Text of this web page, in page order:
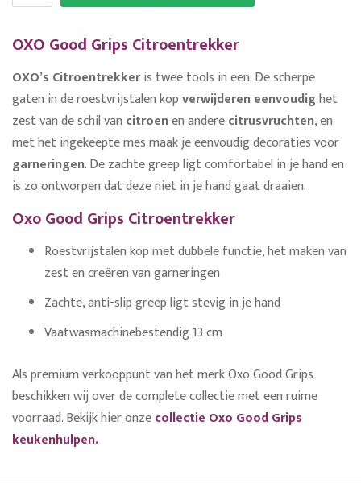
OXO Good Grips Citroentrekker
OXO’s Citroentrekkeris twee tools in een. De scherpe
gaten in de roestvrijstalen kopverwijderen eenvoudighet
zest van de schil van citroenen anderecitrusvruchten, en
met het ingekeepte mes maak je eenvoudig decoraties voor
garneringen. De zachte greep ligt comfortabel in je hand en
is zo ontworpen dat deze niet in je hand gaat draaien.
Oxo Good Grips Citroentrekker
Roestvrijstalen kop met dubbele functie, het maken van
zest en creëren van garneringen
Zachte, anti-slip greep ligt stevig in je hand
Vaatwasmachinebestendig 13 cm
Als premium verkooppunt van het merk Oxo Good Grips
beschikken wij over de complete collectie met een ruime
voorraad. Bekijk hier onzecollectie Oxo Good Grips
keukenhulpen.